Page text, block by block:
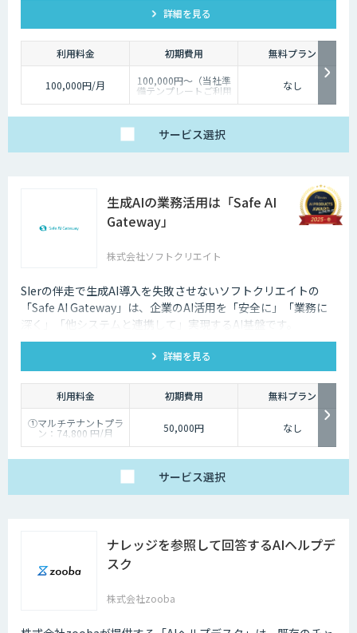
詳細を見る
利用料金 初期費用 無料プラン
100,000円/月 100,000円～（当社準
備テンプレートご利用
の場合）
なし
サービス選択
生成AIの業務活用は「Safe AI
Gateway」
株式会社ソフトクリエイト
SIerの伴走で生成AI導入を失敗させないソフトクリエイトの
「Safe AI Gateway」は、企業のAI活用を「安全に」「業務に
深く」「他システムと連携して」実現するAI基盤です。
kintone・Salesforce連携にも対応します。
詳細を見る
利用料金 初期費用
無料プラン
①マルチテナントプラ
ン：74,800 円/月
②スタータープラン：
149,800円/月
50,000円 なし
サービス選択
ナレッジを参照して回答するAIヘルプデ
スク
株式会社zooba